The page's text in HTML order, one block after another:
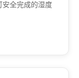
安全完成的湿度